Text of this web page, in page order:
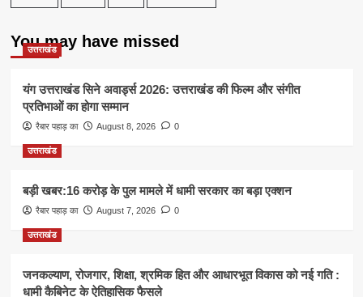
You may have missed
उत्तराखंड
यंग उत्तराखंड सिने अवार्ड्स 2026: उत्तराखंड की फिल्म और संगीत
प्रतिभाओं का होगा सम्मान
रैबार पहाड़ का August 8, 2026 0
उत्तराखंड
बड़ी खबर:16 करोड़ के पुल मामले में धामी सरकार का बड़ा एक्शन
रैबार पहाड़ का August 7, 2026 0
उत्तराखंड
जनकल्याण, रोजगार, शिक्षा, श्रमिक हित और आधारभूत विकास को नई गति :
धामी कैबिनेट के ऐतिहासिक फैसले